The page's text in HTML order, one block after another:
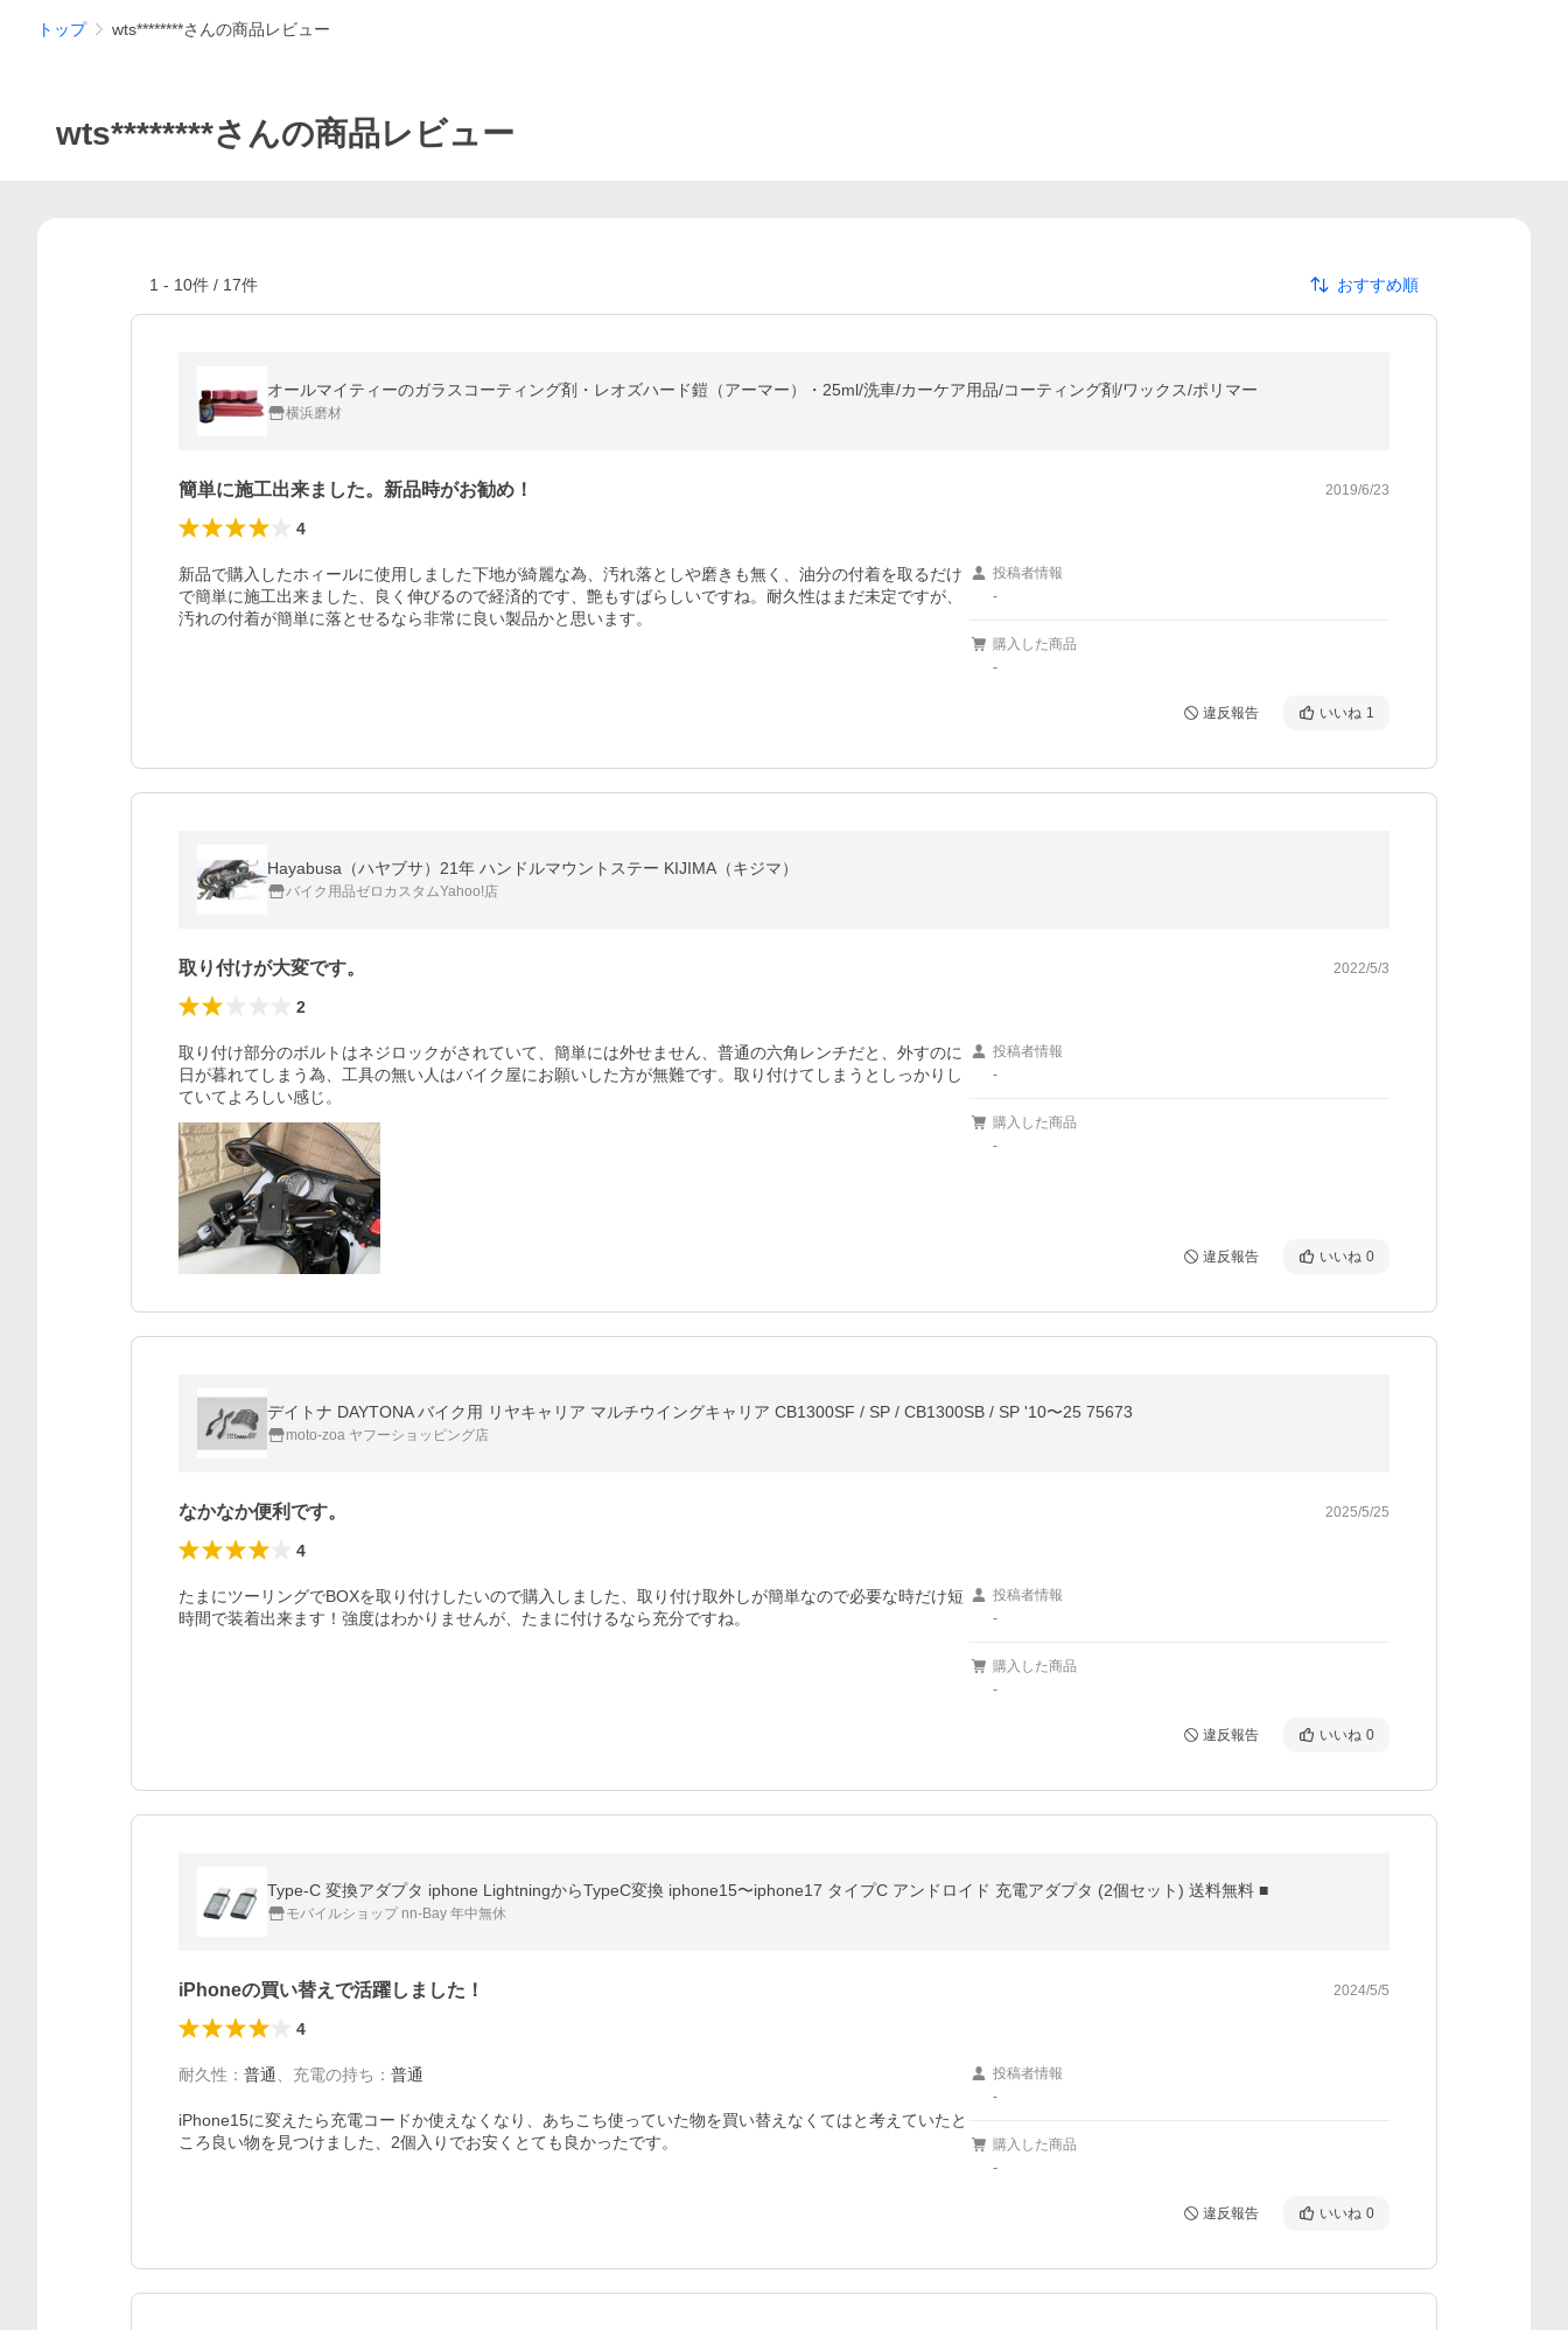
トップ wts********さんの商品レビュー
wts********さんの商品レビュー
1 - 10件 / 17件 おすすめ順
オールマイティーのガラスコーティング剤・レオズハード鎧（アーマー）・25ml/洗車/カーケア用品/コーティング剤/ワックス/ポリマー
横浜磨材
簡単に施工出来ました。新品時がお勧め！ 2019/6/23
4
新品で購入したホィールに使用しました下地が綺麗な為、汚れ落としや磨きも無く、油分の付着を取るだけ
で簡単に施工出来ました、良く伸びるので経済的です、艶もすばらしいですね。耐久性はまだ未定ですが、
汚れの付着が簡単に落とせるなら非常に良い製品かと思います。
投稿者情報
-
購入した商品
-
違反報告 いいね 1
Hayabusa（ハヤブサ）21年 ハンドルマウントステー KIJIMA（キジマ）
バイク用品ゼロカスタムYahoo!店
取り付けが大変です。 2022/5/3
2
取り付け部分のボルトはネジロックがされていて、簡単には外せません、普通の六角レンチだと、外すのに
日が暮れてしまう為、工具の無い人はバイク屋にお願いした方が無難です。取り付けてしまうとしっかりし
ていてよろしい感じ。
投稿者情報
-
購入した商品
-
違反報告 いいね 0
デイトナ DAYTONA バイク用 リヤキャリア マルチウイングキャリア CB1300SF / SP / CB1300SB / SP '10〜25 75673
moto-zoa ヤフーショッピング店
なかなか便利です。 2025/5/25
4
たまにツーリングでBOXを取り付けしたいので購入しました、取り付け取外しが簡単なので必要な時だけ短
投稿者情報
-
購入した商品
-
違反報告 いいね 0
Type-C 変換アダプタ iphone LightningからTypeC変換 iphone15〜iphone17 タイプC アンドロイド 充電アダプタ (2個セット) 送料無料 ■
モバイルショップ nn-Bay 年中無休
iPhoneの買い替えで活躍しました！ 2024/5/5
4
耐久性 ： 普通 充電の持ち ： 普通
iPhone15に変えたら充電コードか使えなくなり、あちこち使っていた物を買い替えなくてはと考えていたと
ころ良い物を見つけました、2個入りでお安くとても良かったです。
投稿者情報
-
購入した商品
-
違反報告 いいね 0